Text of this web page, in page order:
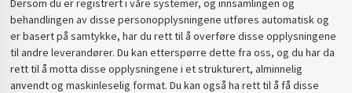
behandlingen av disse personopplysningene utføres automatisk og
er basert på samtykke, har du rett til å overføre disse opplysningene
til andre leverandører. Du kan etterspørre dette fra oss, og du har da
rett til å motta disse opplysningene i et strukturert, alminnelig
anvendt og maskinleselig format. Du kan også ha rett til å få disse